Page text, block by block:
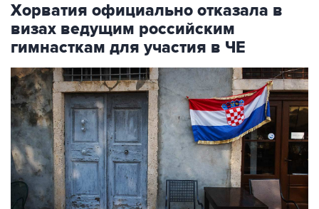
Хорватия официально отказала в
визах ведущим российским
гимнасткам для участия в ЧЕ